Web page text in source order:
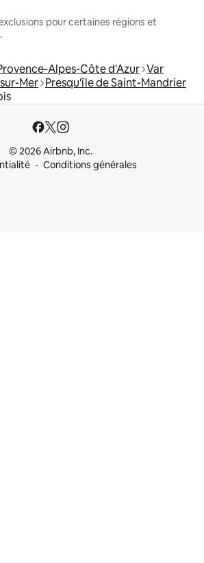
pour certaines régions et
Alpes-Côte d'Azur Var
Mer Presqu'île de Saint-Mandrier
© 2026 Airbnb, Inc.
Conditions générales